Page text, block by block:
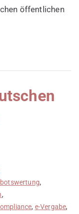
öffentlichen
,
,
, e-Vergabe,